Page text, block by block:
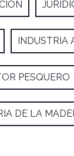
INDUSTRIA
PESQUERO
DE LA